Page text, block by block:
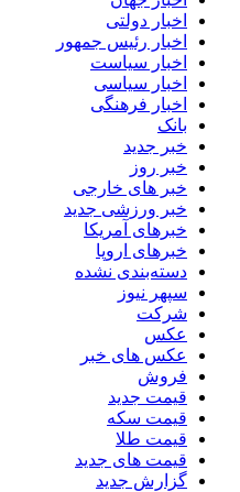
اخبار دولتی
اخبار رئیس جمهور
اخبار سیاست
اخبار سیاسی
اخبار فرهنگی
بانک
خبر جدید
خبر روز
خبر های خارجی
خبر ورزشی جدید
خبرهای آمریکا
خبرهای اروپا
دسته‌بندی نشده
سپهر نیوز
شرکت
عکس
عکس های خبر
فروش
قیمت جدید
قیمت سکه
قیمت طلا
قیمت های جدید
گزارش جدید